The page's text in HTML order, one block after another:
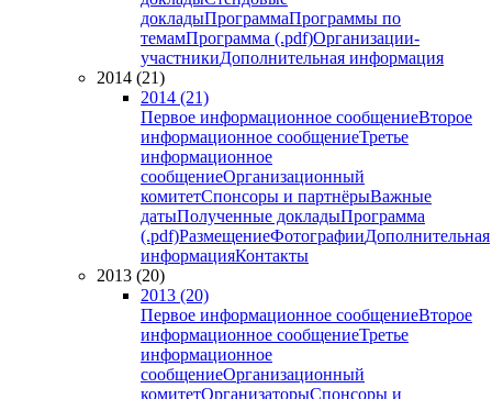
докладыПрограммаПрограммы по
темамПрограмма (.pdf)Организации-
участникиДополнительная информация
2014 (21)
2014 (21)
Первое информационное сообщениеВторое
информационное сообщениеТретье
информационное
сообщениеОрганизационный
комитетСпонсоры и партнёрыВажные
датыПолученные докладыПрограмма
(.pdf)РазмещениеФотографииДополнительная
информацияКонтакты
2013 (20)
2013 (20)
Первое информационное сообщениеВторое
информационное сообщениеТретье
информационное
сообщениеОрганизационный
комитетОрганизаторыСпонсоры и